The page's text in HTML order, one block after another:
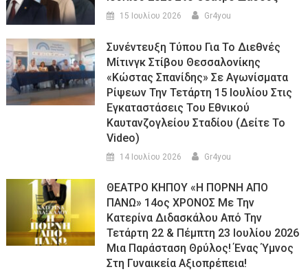
15 Ιουλίου 2026 Gr4you
Συνέντευξη Τύπου Για Το Διεθνές
Μίτινγκ Στίβου Θεσσαλονίκης
«Κώστας Σπανίδης» Σε Αγωνίσματα
Ρίψεων Την Τετάρτη 15 Ιουλίου Στις
Εγκαταστάσεις Του Εθνικού
Καυτανζογλείου Σταδίου (Δείτε Το
Video)
14 Ιουλίου 2026 Gr4you
ΘΕΑΤΡΟ ΚΗΠΟΥ «Η ΠΟΡΝΗ ΑΠΟ
ΠΑΝΩ» 14ος ΧΡΟΝΟΣ Με Την
Κατερίνα Διδασκάλου Από Την
Τετάρτη 22 & Πέμπτη 23 Ιουλίου 2026
Μια Παράσταση Θρύλος! Ένας Ύμνος
Στη Γυναικεία Αξιοπρέπεια!